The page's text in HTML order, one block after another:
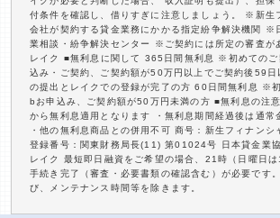
付条件を確認し、借りすぎに注意しましょう。 ※新生
会社が契約する貸金業務にかかる指定紛争解決機関 ※
業相談・紛争解決センター ※ご契約には所定の審査が
レイク ■無利息に関して 365日間無利息 ※初めての
込み・ご契約、ご契約額が50万円以上でご契約後59日
の提出とレイクでの登録が完了の方 60日間無利息 ※
bお申込み、ご契約額が50万円未満の方 ■無利息の注
から無利息適用となります ・無利息期間経過後は通常
・他の無利息商品との併用不可 商号：新生フィナンシ
登録番号：関東財務局長(11) 第01024号 日本貸金業
レイク 最短即日融資をご希望の場合、21時（日曜日
手続き完了（審査・必要書類の確認含む）が必要です
び、メンテナンス時間等を除きます。